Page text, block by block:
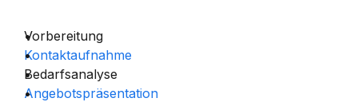
Vorbereitung
Kontaktaufnahme
Bedarfsanalyse
Angebotspräsentation